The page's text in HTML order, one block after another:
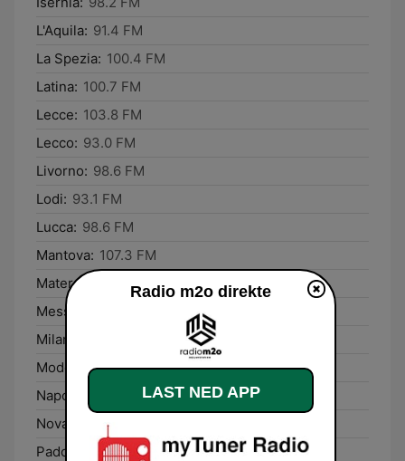
L'Aquila: 91.4 FM
La Spezia: 100.4 FM
Latina: 100.7 FM
Lecce: 103.8 FM
Lecco: 93.0 FM
Livorno: 98.6 FM
Lodi: 93.1 FM
Lucca: 98.6 FM
Mantova: 107.3 FM
Matera:
90.3 FM
Messina:
Milano:
Modena: 93.1 FM
Napoli:
Novara:
93.1 FM
Padova:
87.8 FM
Radio m2o direkte
LAST NED APP